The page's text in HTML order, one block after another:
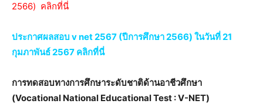
2566) คลิกที่นี่
ประกาศผลสอบ v net 2567 (ปีการศึกษา 2566) ในวันที่ 21
กุมภาพันธ์ 2567 คลิกที่นี่
การทดสอบทางการศึกษาระดับชาติด้านอาชีวศึกษา
(Vocational National Educational Test : V-NET)